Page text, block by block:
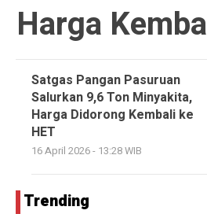
Harga
Satgas Pangan Pasuruan
Salurkan 9,6 Ton Minyakita,
Harga Didorong Kembali ke
HET
16 April 2026 - 13:28 WIB
Trending